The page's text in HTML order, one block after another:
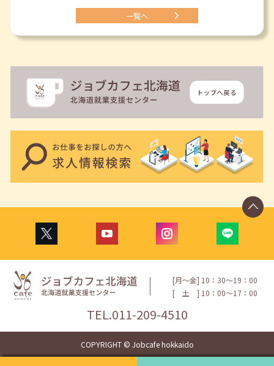
一覧へ
[月〜金] 10：30〜19：00
[
土 ] 10：00〜17：00
TEL.011-209-4510
COPYRIGHT © Jobcafe hokkaido